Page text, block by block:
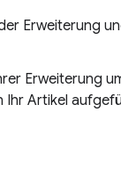
Erweiterung
Erweiterung
Ihr Artikel